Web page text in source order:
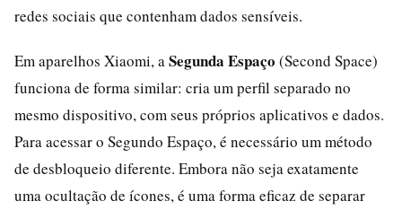
redes sociais que contenham dados sensíveis.
Em aparelhos Xiaomi, a Segunda Espaço (Second Space)
funciona de forma similar: cria um perfil separado no
mesmo dispositivo, com seus próprios aplicativos e dados.
Para acessar o Segundo Espaço, é necessário um método
de desbloqueio diferente. Embora não seja exatamente
uma ocultação de ícones, é uma forma eficaz de separar